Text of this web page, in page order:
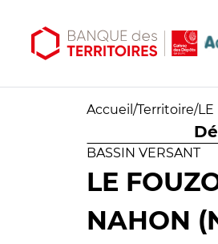
Accueil /Territoire/LE
BASSIN VERSANT
LE
NAHON